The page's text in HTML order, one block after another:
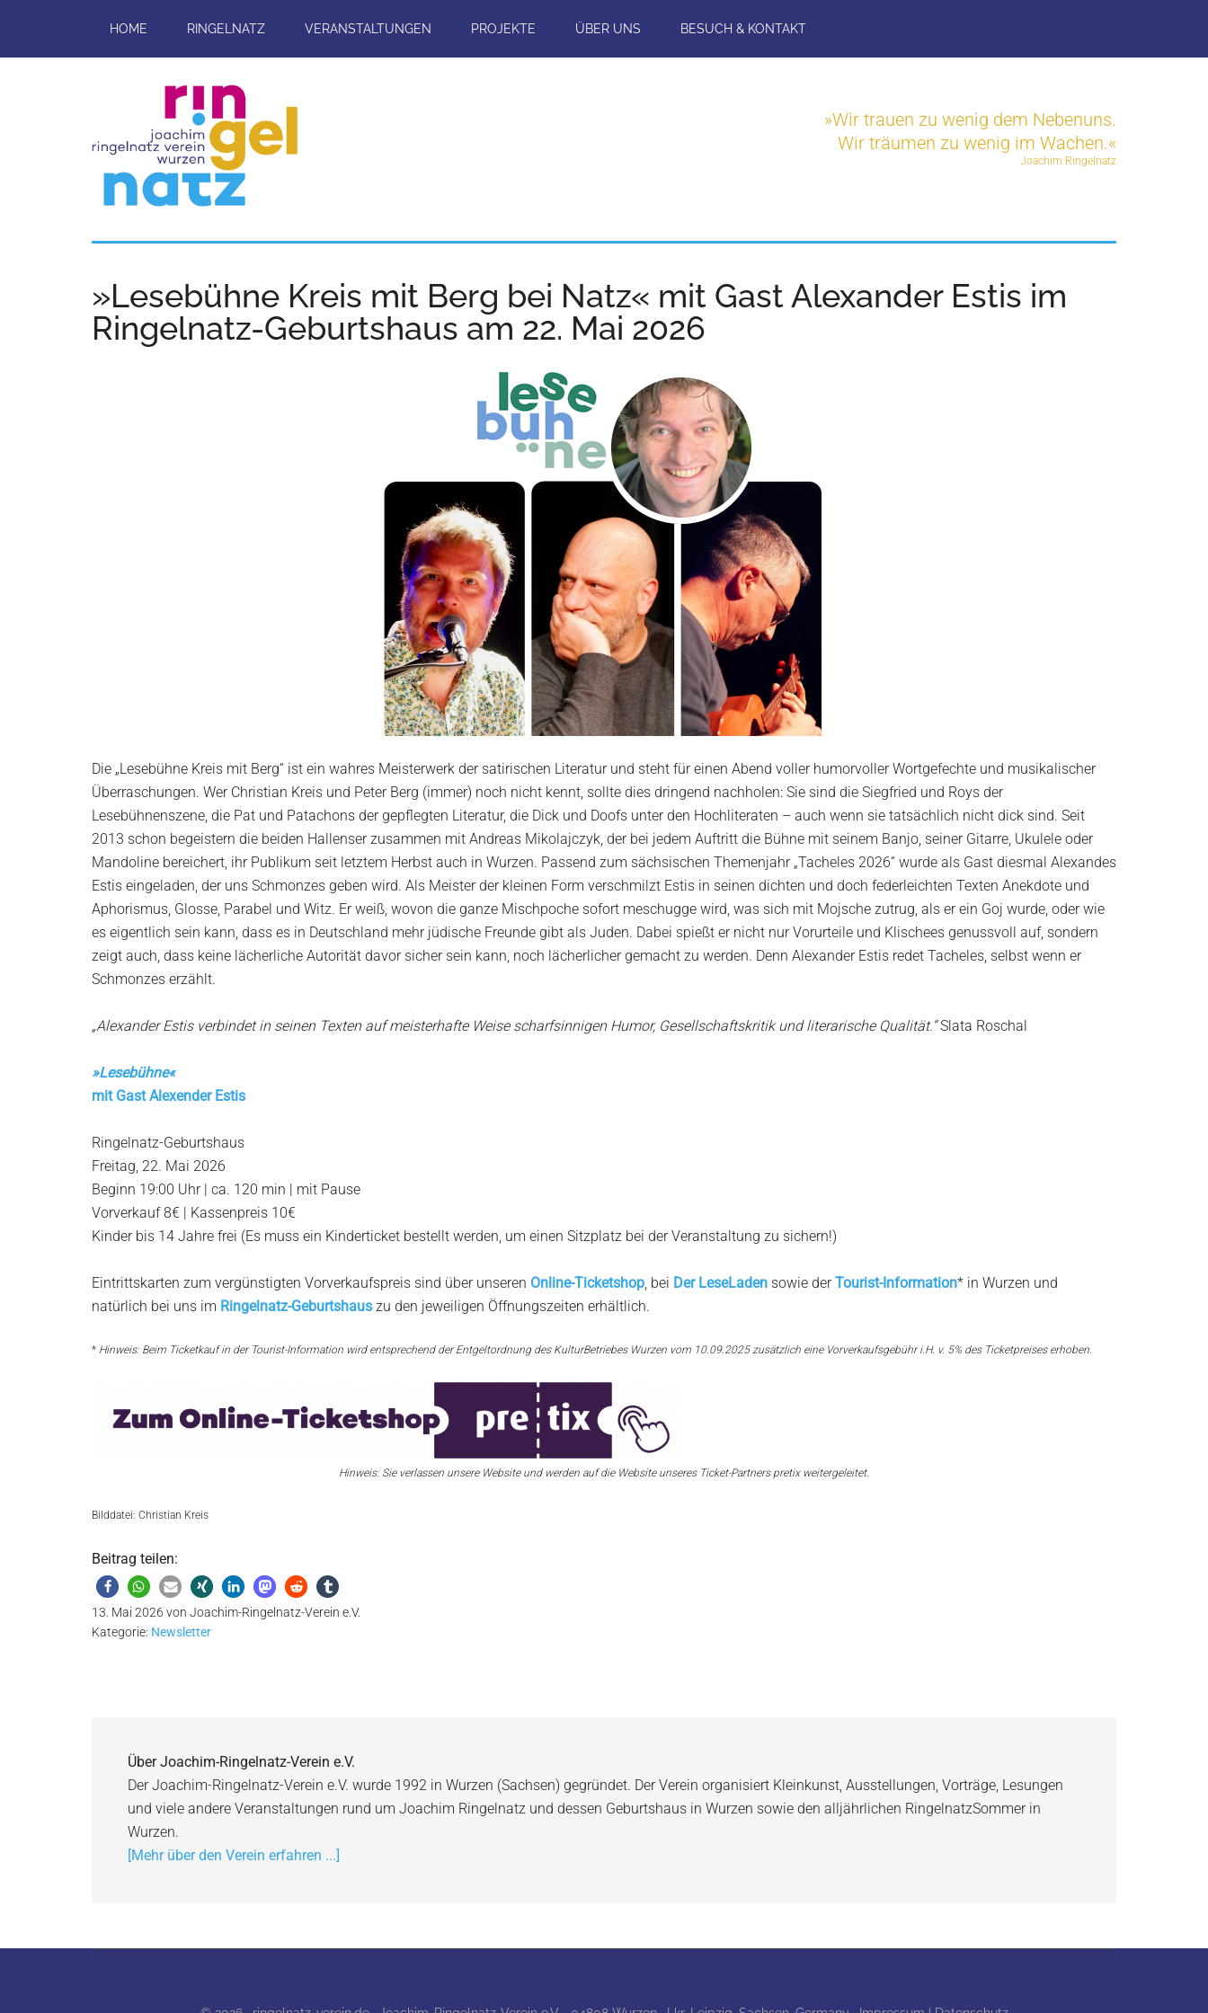
main
HOME RINGELNATZ VERANSTALTUNGEN PROJEKTE ÜBER UNS BESUCH & KONTAKT
Joachim-
Ringelnatz-
Verein
e.V.
und
rund
um
das
»Wir trauen zu wenig dem Nebenuns.
Wir träumen zu wenig im Wachen.«
Joachim Ringelnatz
»Lesebühne Kreis mit Berg bei Natz« mit Gast Alexander Estis im
Ringelnatz-Geburtshaus am 22. Mai 2026
Die „Lesebühne Kreis mit Berg“ ist ein wahres Meisterwerk der satirischen Literatur und steht für einen Abend voller humorvoller Wortgefechte und musikalischer
Überraschungen. Wer Christian Kreis und Peter Berg (immer) noch nicht kennt, sollte dies dringend nachholen: Sie sind die Siegfried und Roys der
Lesebühnenszene, die Pat und Patachons der gepflegten Literatur, die Dick und Doofs unter den Hochliteraten – auch wenn sie tatsächlich nicht dick sind. Seit
2013 schon begeistern die beiden Hallenser zusammen mit Andreas Mikolajczyk, der bei jedem Auftritt die Bühne mit seinem Banjo, seiner Gitarre, Ukulele oder
Mandoline bereichert, ihr Publikum seit letztem Herbst auch in Wurzen. Passend zum sächsischen Themenjahr „Tacheles 2026“ wurde als Gast diesmal Alexandes
Estis eingeladen, der uns Schmonzes geben wird. Als Meister der kleinen Form verschmilzt Estis in seinen dichten und doch federleichten Texten Anekdote und
Aphorismus, Glosse, Parabel und Witz. Er weiß, wovon die ganze Mischpoche sofort meschugge wird, was sich mit Mojsche zutrug, als er ein Goj wurde, oder wie
es eigentlich sein kann, dass es in Deutschland mehr jüdische Freunde gibt als Juden. Dabei spießt er nicht nur Vorurteile und Klischees genussvoll auf, sondern
zeigt auch, dass keine lächerliche Autorität davor sicher sein kann, noch lächerlicher gemacht zu werden. Denn Alexander Estis redet Tacheles, selbst wenn er
Schmonzes erzählt.
„Alexander Estis verbindet in seinen Texten auf meisterhafte Weise scharfsinnigen Humor, Gesellschaftskritik und literarische Qualität.“Slata Roschal
»Lesebühne«
mit Gast Alexender Estis
Ringelnatz-Geburtshaus
Freitag, 22. Mai 2026
Beginn 19:00 Uhr | ca. 120 min | mit Pause
Vorverkauf 8€ | Kassenpreis 10€
Kinder bis 14 Jahre frei (Es muss ein Kinderticket bestellt werden, um einen Sitzplatz bei der Veranstaltung zu sichern!)
Eintrittskarten zum vergünstigten Vorverkaufspreis sind über unseren Online-Ticketshop , bei Der LeseLaden sowie derTourist-Information* in Wurzen und
natürlich bei uns im Ringelnatz-Geburtshaus zu den jeweiligen Öffnungszeiten erhältlich.
* Hinweis: Beim Ticketkauf in der Tourist-Information wird entsprechend der Entgeltordnung des KulturBetriebes Wurzen vom 10.09.2025 zusätzlich eine Vorverkaufsgebühr i.H. v. 5% des Ticketpreises erhoben.
Hinweis: Sie verlassen unsere Website und werden auf die Website unseres Ticket-Partners pretix weitergeleitet.
Bilddatei: Christian Kreis
Beitrag teilen:
13. Mai 2026 von Joachim-Ringelnatz-Verein e.V.
Kategorie: Newsletter
ÜberJoachim-Ringelnatz-Verein e.V.
Der Joachim-Ringelnatz-Verein e.V. wurde 1992 in Wurzen (Sachsen) gegründet. Der Verein organisiert Kleinkunst, Ausstellungen, Vorträge, Lesungen
und viele andere Veranstaltungen rund um Joachim Ringelnatz und dessen Geburtshaus in Wurzen sowie den alljährlichen RingelnatzSommer in
Wurzen.
[Mehr über den Verein erfahren ...]